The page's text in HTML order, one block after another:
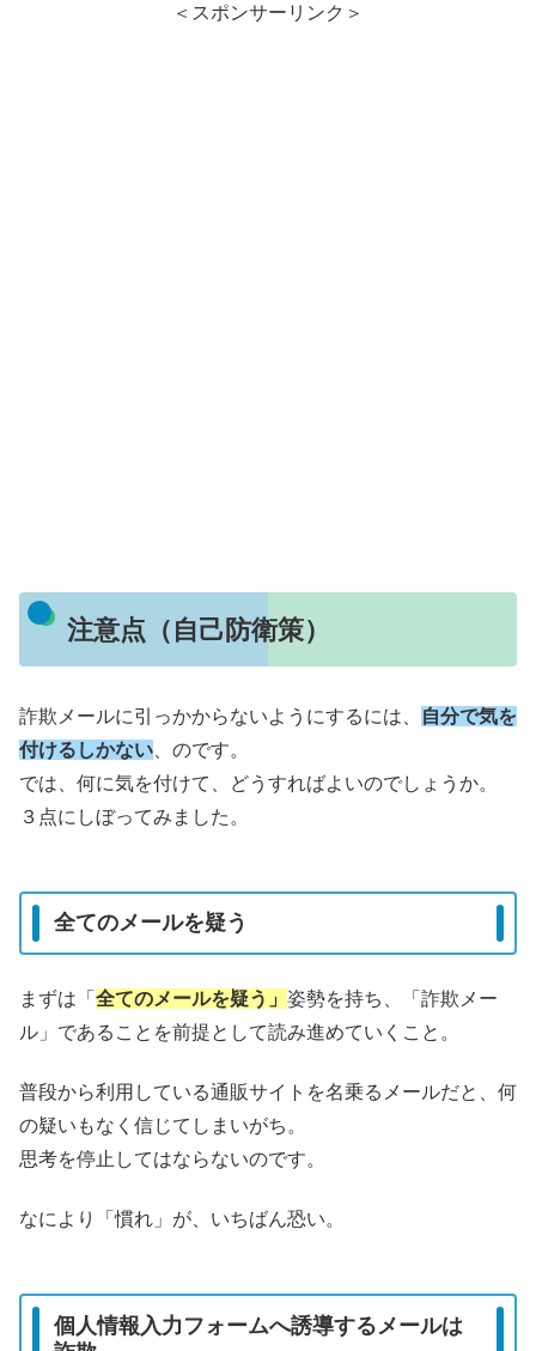
＜スポンサーリンク＞
注意点（自己防衛策）
詐欺メールに引っかからないようにするには、
自分で気を
付けるしかない 、のです。
では、何に気を付けて、どうすればよいのでしょうか。
３点にしぼってみました。
全てのメールを疑う
まずは「 全てのメールを疑う」 姿勢を持ち、「詐欺メー
ル」であることを前提として読み進めていくこと。
普段から利用している通販サイトを名乗るメールだと、何
の疑いもなく信じてしまいがち。
思考を停止してはならないのです。
なにより「慣れ」が、いちばん恐い。
個人情報入力フォームへ誘導するメールは